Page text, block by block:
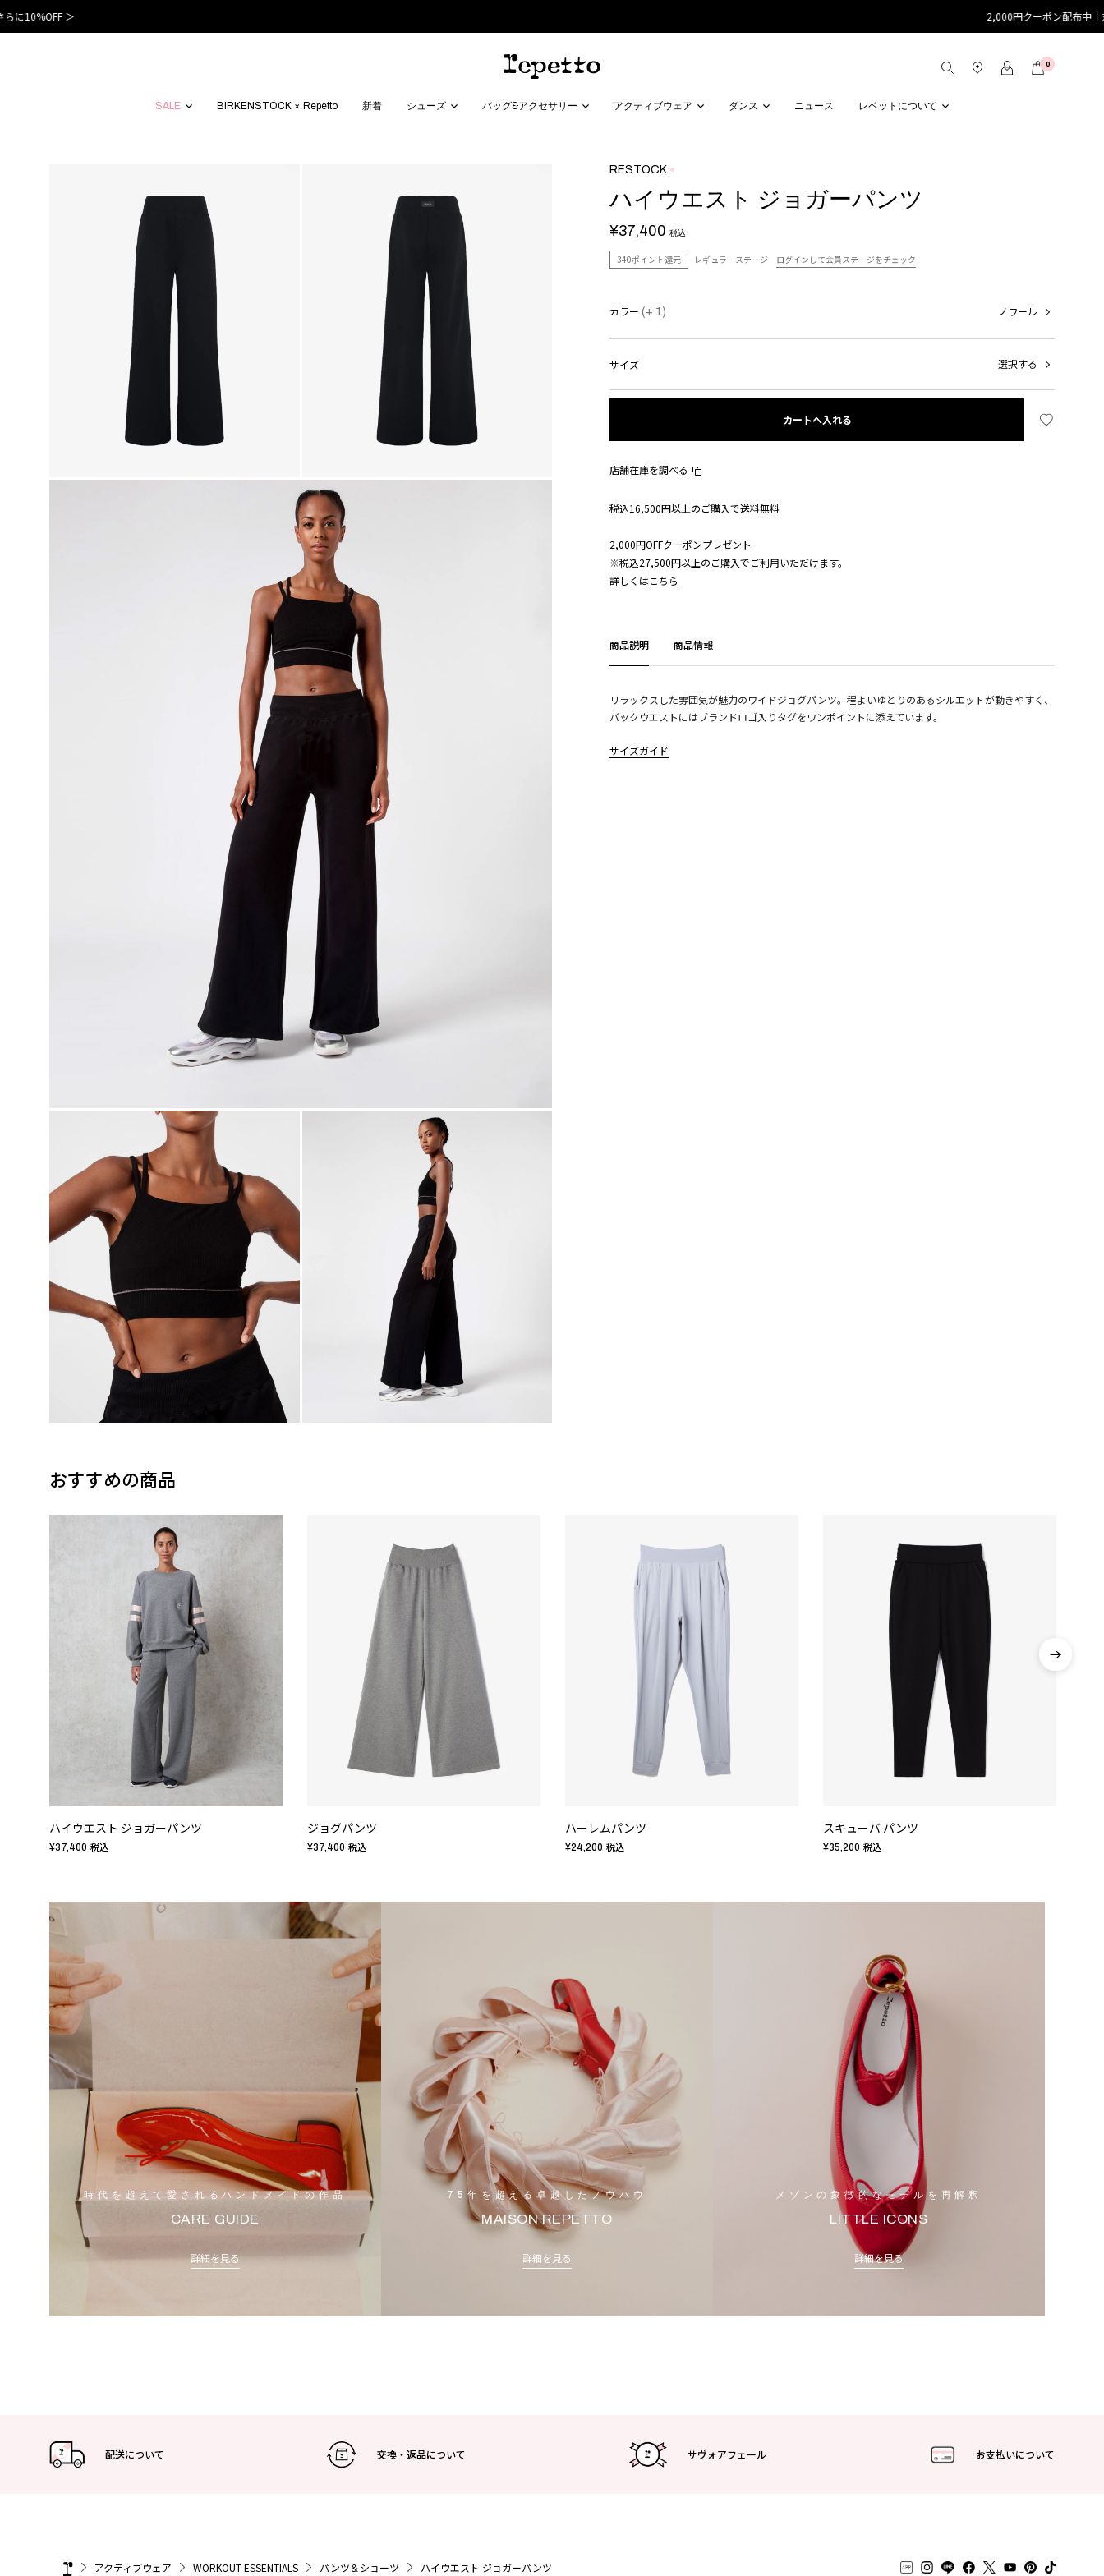
0
SALE BIRKENSTOCK × Repetto 新着 シューズ バッグ&アクセサリー アクティブウェア ダンス ニュース レペットについて
RESTOCK
ハイウエスト ジョガーパンツ
¥37,400 税込
340ポイント還元 レギュラーステージ ログインして会員ステージをチェック
カラー (+ 1) ノワール
サイズ 選択する
カートへ入れる
店舗在庫を調べる
税込16,500円以上のご購入で送料無料
2,000円OFFクーポンプレゼント
※税込27,500円以上のご購入でご利用いただけます。
詳しくはこちら
商品説明 商品情報
リラックスした雰囲気が魅力のワイドジョグパンツ。程よいゆとりのあるシルエットが動きやすく、
バックウエストにはブランドロゴ入りタグをワンポイントに添えています。
サイズガイド
おすすめの商品
ハイウエスト ジョガーパンツ
¥37,400 税込
ジョグパンツ
¥37,400 税込
ハーレムパンツ
¥24,200 税込
スキューバ パンツ
¥35,200 税込
時代を超えて愛されるハンドメイドの作品
CARE GUIDE
詳細を見る
75年を超える卓越したノウハウ
MAISON REPETTO
詳細を見る
メゾンの象徴的なモデルを再解釈
LITTLE ICONS
詳細を見る
配送について 交換・返品について サヴォアフェール お支払いについて
アクティブウェア WORKOUT ESSENTIALS パンツ＆ショーツ ハイウエスト ジョガーパンツ